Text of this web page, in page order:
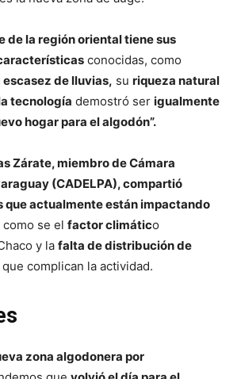
de la región oriental tiene sus
conocidas, como
de lluvias, su riqueza natural
tecnología demostró ser igualmente
hogar para el algodón”.
Zárate, miembro de Cámara
(CADELPA), compartió
que actualmente están impactando
como se el factor climático
y la falta de distribución de
que complican la actividad.
zona algodonera por